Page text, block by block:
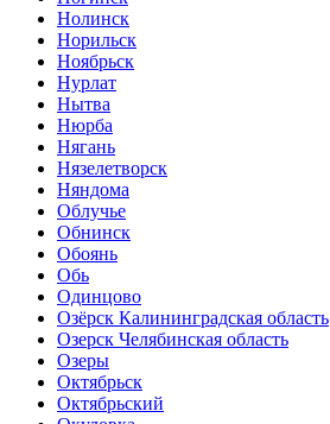
Нолинск
Норильск
Ноябрьск
Нурлат
Нытва
Нюрба
Нягань
Нязелетворск
Няндома
Облучье
Обнинск
Обоянь
Обь
Одинцово
Озёрск Калининградская область
Озерск Челябинская область
Озеры
Октябрьск
Октябрьский